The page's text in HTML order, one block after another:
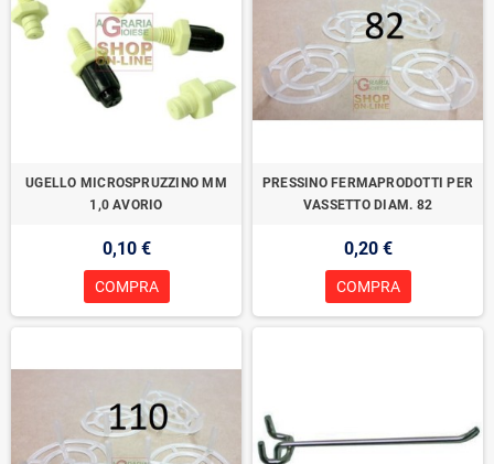
UGELLO MICROSPRUZZINO MM
1,0 AVORIO
0,10 €
COMPRA
PRESSINO FERMAPRODOTTI PER
VASSETTO DIAM. 82
0,20 €
COMPRA